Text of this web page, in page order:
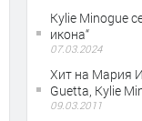
Kylie Minogue
икона“
07.03.2024
Хит на Мария
Guetta, Kylie
09.03.2011